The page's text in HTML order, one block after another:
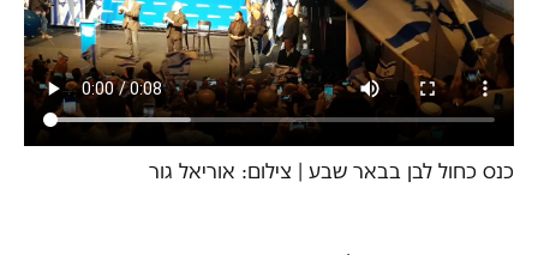
כנס כחול לבן בבאר שבע | צילום: אוריאל גור